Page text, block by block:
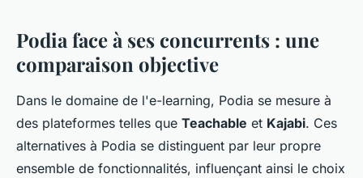
Podia face à ses concurrents : une
comparaison objective
Dans le domaine de l'e-learning, Podia se mesure à
des plateformes telles que Teachable et Kajabi. Ces
alternatives à Podia se distinguent par leur propre
ensemble de fonctionnalités, influençant ainsi le choix